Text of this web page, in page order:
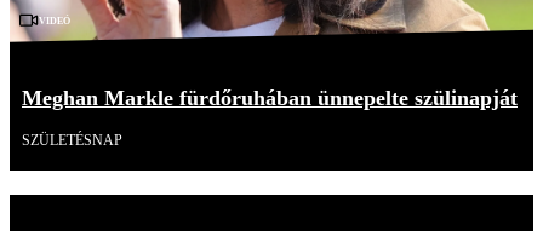
Videó
Meghan Markle fürdőruhában ünnepelte szülinapját
SZÜLETÉSNAP